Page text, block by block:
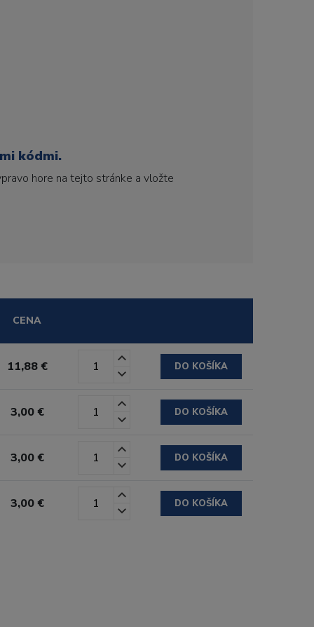
kódmi.
hore na tejto stránke a vložte
CENA
11,88 € DO KOŠÍKA
3,00 € DO KOŠÍKA
3,00 € DO KOŠÍKA
3,00 € DO KOŠÍKA